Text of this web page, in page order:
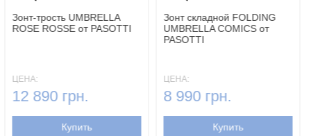
Зонт-трость UMBRELLA
ROSE ROSSE от PASOTTI
ЦЕНА:
12 890 грн.
Купить
Зонт складной FOLDING
UMBRELLA COMICS от
PASOTTI
ЦЕНА:
8 990 грн.
Купить